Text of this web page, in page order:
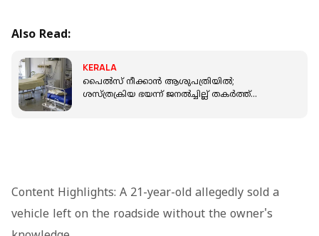
Also Read:
KERALA
പൈൽസ് നീക്കാൻ ആശുപത്രിയിൽ;
ശസ്ത്രക്രിയ ഭയന്ന് ജനൽച്ചില്ല് തകർത്ത്
Content Highlights: A 21-year-old allegedly sold a
vehicle left on the roadside without the owner's